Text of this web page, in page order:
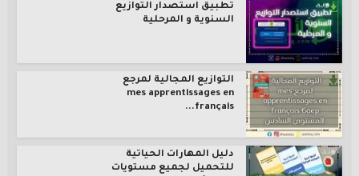
تطبيق استصدار التوازيع
السنوية و المرحلية
التوازيع المجالية لمرجع
mes apprentissages en
français...
دليل المهارات الحياتية
للتحميل لجميع مستويات